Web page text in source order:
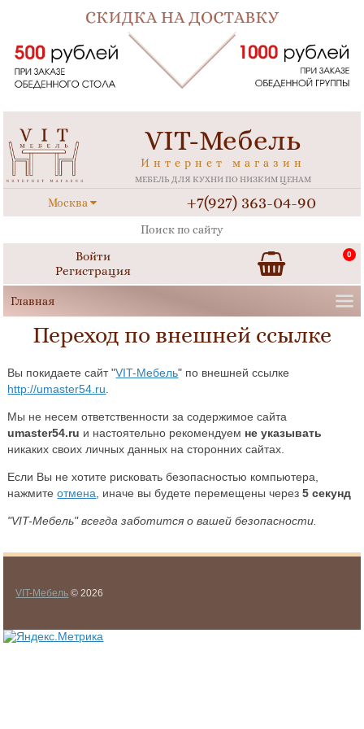
VIT-Мебель
Интернет магазин
МЕБЕЛЬ ДЛЯ КУХНИ ПО НИЗКИМ ЦЕНАМ
Москва +7(927) 363-04-90
Войти
Регистрация
0
Переход по внешней ссылке
Вы покидаете сайт "VIT-Мебель" по внешней ссылке
http://umaster54.ru
Мы не несем ответственности за содержимое сайта
umaster54.ru и настоятельно рекомендуем не указывать
никаких своих личных данных на сторонних сайтах.
Если Вы не хотите рисковать безопасностью компьютера,
нажмитеотмена , иначе вы будете перемещены через5 секунд
"VIT-Мебель" всегда заботится о вашей безопасности.
VIT-Мебель © 2026